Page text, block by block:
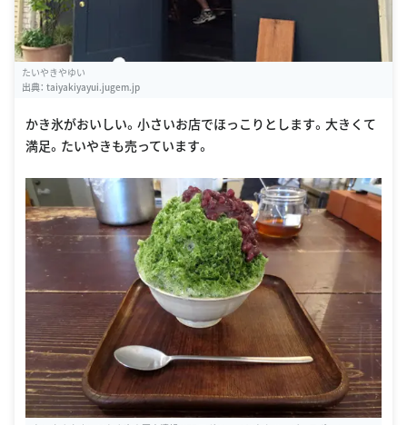
たいやきやゆい
出典： taiyakiyayui.jugem.jp
かき氷がおいしい。小さいお店でほっこりとします。大きくて
満足。たいやきも売っています。